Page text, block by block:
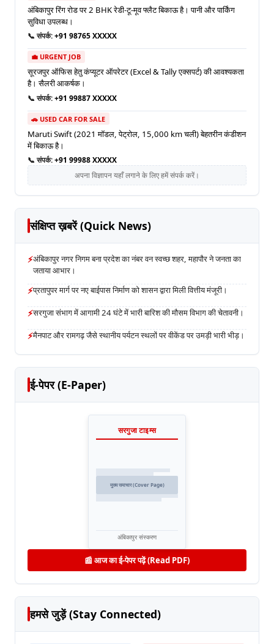
अंबिकापुर रिंग रोड पर 2 BHK रेडी-टू-मूव फ्लैट बिकाऊ है। पानी और पार्किंग
सुविधा उपलब्ध।
📞 संपर्क:+91 98765 XXXXX
💼 URGENT JOB
सूरजपुर ऑफिस हेतु कंप्यूटर ऑपरेटर (Excel & Tally एक्सपर्ट) की आवश्यकता
है। सैलरी आकर्षक।
📞 संपर्क:+91 99887 XXXXX
🚗 USED CAR FOR SALE
Maruti Swift (2021 मॉडल, पेट्रोल, 15,000 km चली) बेहतरीन कंडीशन
में बिकाऊ है।
📞 संपर्क:+91 99988 XXXXX
अपना विज्ञापन यहाँ लगाने के लिए हमें संपर्क करें।
संक्षिप्त ख़बरें (Quick News)
⚡अंबिकापुर नगर निगम बना प्रदेश का नंबर वन स्वच्छ शहर, महापौर ने जनता का
जताया आभार।
⚡प्रतापुपर मार्ग पर नए बाईपास निर्माण को शासन द्वारा मिली वित्तीय मंजूरी।
⚡सरगुजा संभाग में आगामी 24 घंटे में भारी बारिश की मौसम विभाग की चेतावनी।
⚡मैनपाट और रामगढ़ जैसे स्थानीय पर्यटन स्थलों पर वीकेंड पर उमड़ी भारी भीड़।
ई-पेपर (E-Paper)
सरगुजा टाइम्स
मुख्य समाचार (Cover Page)
अंबिकापुर संस्करण
📰 आज का ई-पेपर पढ़ें (Read PDF)
हमसे जुड़ें (Stay Connected)